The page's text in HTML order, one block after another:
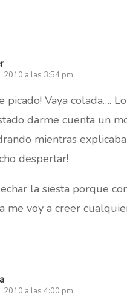
2010 a las 3:54 pm
picado! Vaya colada….
darme cuenta un
mientras
despertar!
la siesta porque
me voy a creer
2010 a las 4:00 pm